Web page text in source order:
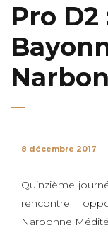
Pro
8 décembre 2017
Quinzième
rencontre
Narbonne